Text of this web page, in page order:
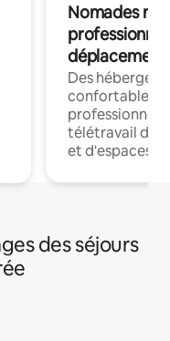
Nomades
déplacement
Des
confortables
professionnels
télétravail
et d'espaces
des séjours